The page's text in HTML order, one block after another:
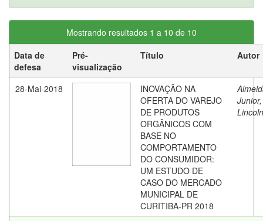
Mostrando resultados 1 a 10 de 10
Data de
defesa
Pré-
visualização
Título Autor
28-Mai-2018
INOVAÇÃO NA
OFERTA DO VAREJO
DE PRODUTOS
ORGÂNICOS COM
BASE NO
COMPORTAMENTO
DO CONSUMIDOR:
UM ESTUDO DE
CASO DO MERCADO
MUNICIPAL DE
CURITIBA-PR 2018
Junior,